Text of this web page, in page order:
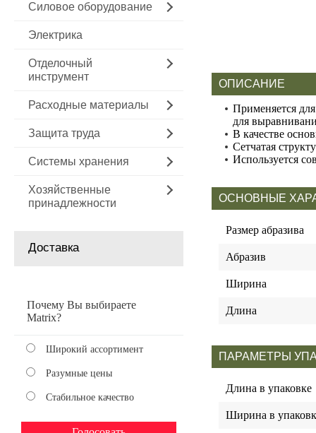
Силовое оборудование
Электрика
Отделочный
инструмент
Расходные материалы
Защита труда
Системы хранения
Хозяйственные
принадлежности
Доставка
Почему Вы выбираете
Matrix?
Широкий ассортимент
Разумные цены
Стабильное качество
ОПИСАНИЕ
Применяется
для
В качестве
Сетчатая
Используется
ОСНОВНЫЕ
Размер абразива
Абразив
Ширина
Длина
ПАРАМЕТРЫ
Длина в упаковке
Ширина в